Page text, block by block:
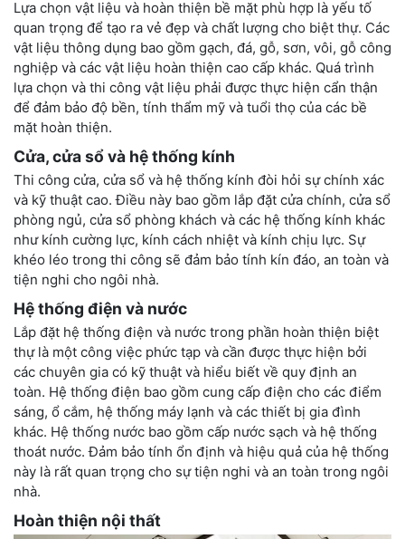
Lựa chọn vật liệu và hoàn thiện bề mặt phù hợp là yếu tố
quan trọng để tạo ra vẻ đẹp và chất lượng cho biệt thự. Các
vật liệu thông dụng bao gồm gạch, đá, gỗ, sơn, vôi, gỗ công
nghiệp và các vật liệu hoàn thiện cao cấp khác. Quá trình
lựa chọn và thi công vật liệu phải được thực hiện cẩn thận
để đảm bảo độ bền, tính thẩm mỹ và tuổi thọ của các bề
mặt hoàn thiện.
Cửa, cửa sổ và hệ thống kính
Thi công cửa, cửa sổ và hệ thống kính đòi hỏi sự chính xác
và kỹ thuật cao. Điều này bao gồm lắp đặt cửa chính, cửa sổ
phòng ngủ, cửa sổ phòng khách và các hệ thống kính khác
như kính cường lực, kính cách nhiệt và kính chịu lực. Sự
khéo léo trong thi công sẽ đảm bảo tính kín đáo, an toàn và
tiện nghi cho ngôi nhà.
Hệ thống điện và nước
Lắp đặt hệ thống điện và nước trong phần hoàn thiện biệt
thự là một công việc phức tạp và cần được thực hiện bởi
các chuyên gia có kỹ thuật và hiểu biết về quy định an
toàn. Hệ thống điện bao gồm cung cấp điện cho các điểm
sáng, ổ cắm, hệ thống máy lạnh và các thiết bị gia đình
khác. Hệ thống nước bao gồm cấp nước sạch và hệ thống
thoát nước. Đảm bảo tính ổn định và hiệu quả của hệ thống
này là rất quan trọng cho sự tiện nghi và an toàn trong ngôi
nhà.
Hoàn thiện nội thất